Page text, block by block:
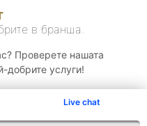
Live chat
в бранша.
Проверете нашата
добрите услуги!